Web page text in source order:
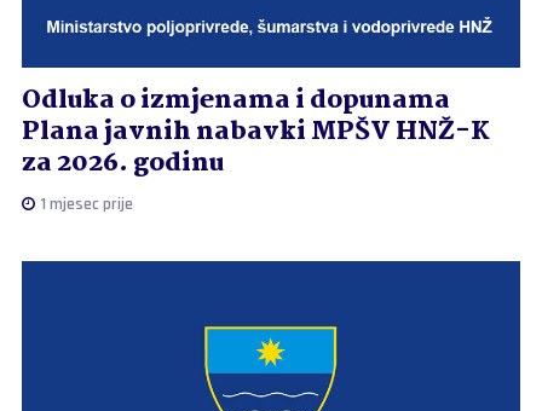
Odluka o izmjenama i dopunama
Plana javnih nabavki MPŠV HNŽ-K
za 2026. godinu
1 mjesec prije